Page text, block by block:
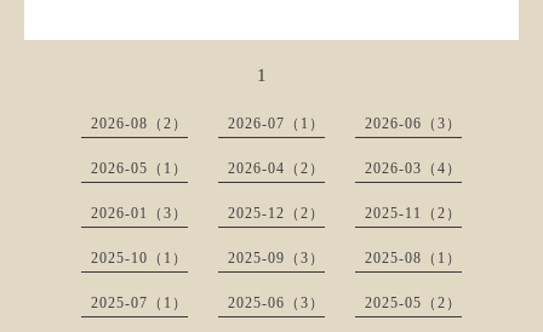
1
2026-08（2） 2026-07（1） 2026-06（3）
2026-05（1） 2026-04（2） 2026-03（4）
2026-01（3） 2025-12（2） 2025-11（2）
2025-10（1） 2025-09（3） 2025-08（1）
2025-07（1） 2025-06（3） 2025-05（2）